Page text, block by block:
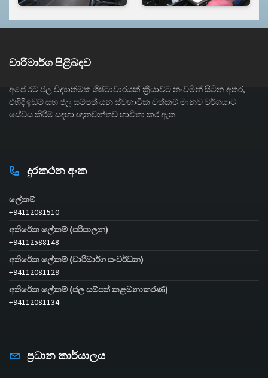
වාරිමාර්ග පිළිබඳව
අපේ රට ජල විද්‍යාත්මක ශිෂ්ටාචාරයක් ක්‍රියාවට නංවමින් සිටින අතර,
එහිදී ඉඩම් සහ ජල සම්පත් යන ස්වභාවික වත්කම් මානව වර්ගයාට
සේවය කිරීම සඳහා ඥානවන්තව භාවිතා කර ඇත.
දුරකථන අංක
ලේකම්
+94112081510
අතිරේක ලේකම් (පරිපාලන)
+94112588148
අතිරේක ලේකම් (වාරිමාර්ග සංවර්ධන)
+94112081129
අතිරේක ලේකම් (ජල සම්පත් කළමනාකරණ)
+94112081134
ප්‍රධාන කාර්යාලය